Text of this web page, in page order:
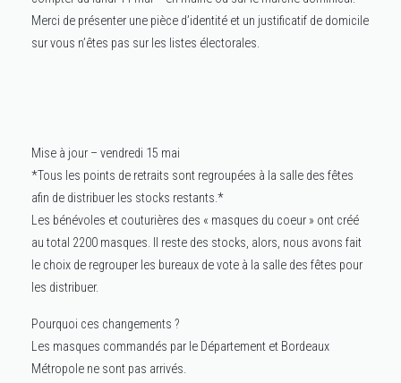
Merci de présenter une pièce d’identité et un justificatif de domicile
sur vous n’êtes pas sur les listes électorales.
Mise à jour – vendredi 15 mai
*Tous les points de retraits sont regroupées à la salle des fêtes
afin de distribuer les stocks restants.*
Les bénévoles et couturières des « masques du coeur » ont créé
au total 2200 masques. Il reste des stocks, alors, nous avons fait
le choix de regrouper les bureaux de vote à la salle des fêtes pour
les distribuer.
Pourquoi ces changements ?
Les masques commandés par le Département et Bordeaux
Métropole ne sont pas arrivés.